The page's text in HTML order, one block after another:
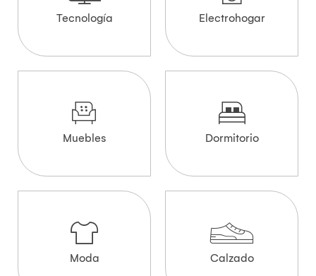
Tecnología Electrohogar
Muebles Dormitorio
Moda Calzado